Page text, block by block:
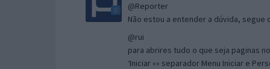
@Reporter
Não estou a entender a dúvida,
@rui
para abrires tudo o que seja paginas
‘Iniciar »» separador Menu Iniciar e